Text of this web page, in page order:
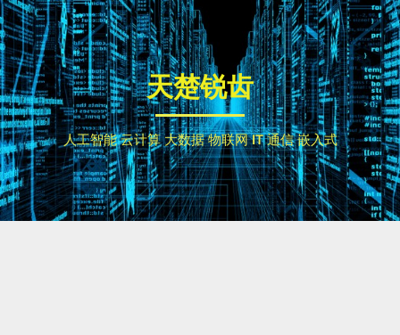
Skip
to
content
天楚锐齿
人工智能 云计算 大数据 物联网 IT 通信 嵌入式